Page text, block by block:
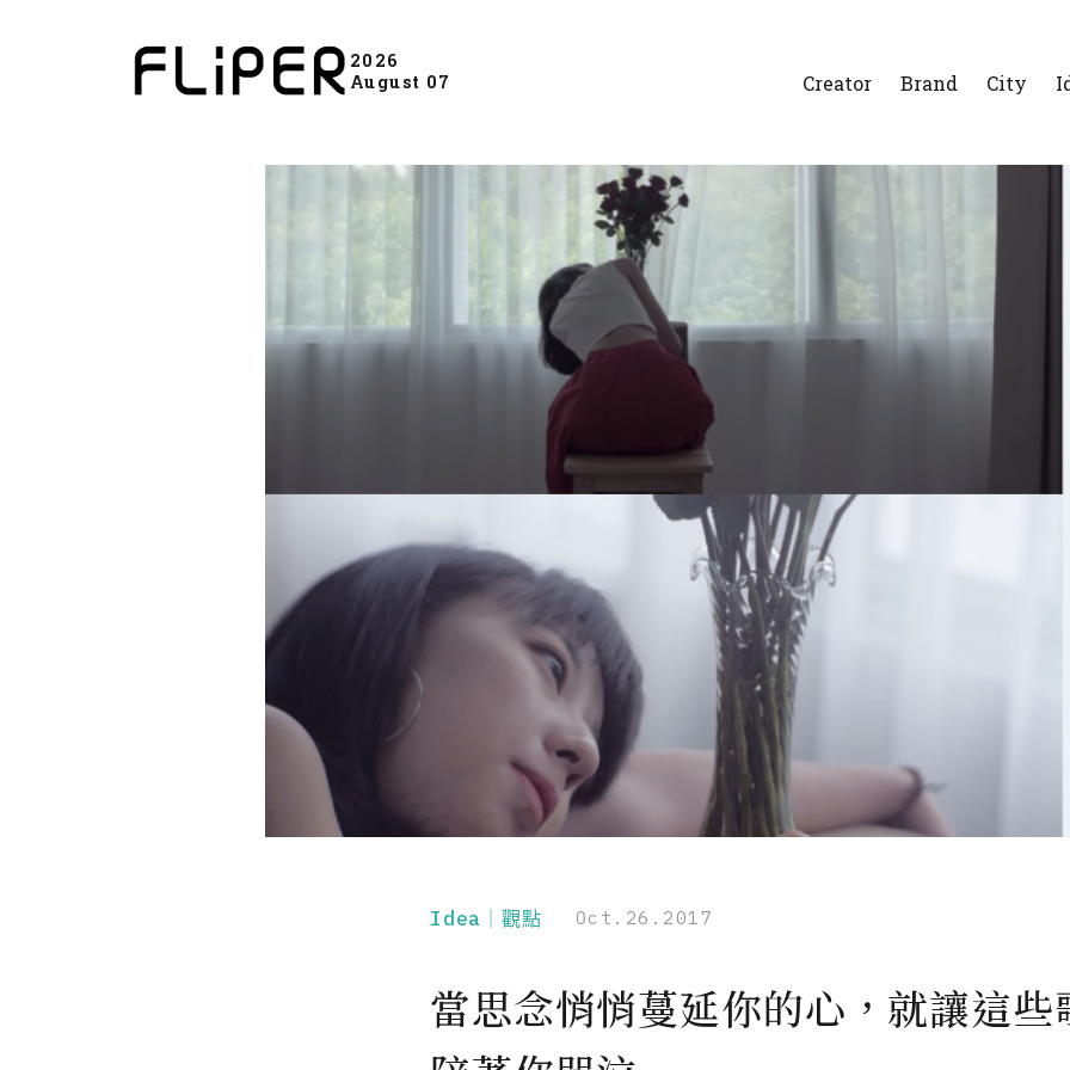
2026
August 07
Creator Brand City
Idea｜觀點 Oct.26.2017
當思念悄悄蔓延你的心，就讓這些